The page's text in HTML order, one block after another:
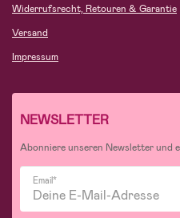
Widerrufsrecht, Retouren & Garantie
Versand
Impressum
NEWSLETTER
Abonniere unseren Newsletter und
Email*